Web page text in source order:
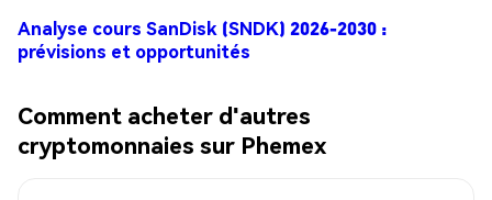
Analyse cours SanDisk (SNDK) 2026-2030 :
prévisions et opportunités
Comment acheter d'autres
cryptomonnaies sur Phemex